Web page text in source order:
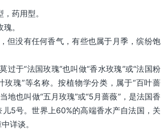
药用型。
。
但没有任何香气，有些也属于月季，缤纷饱
于“法国玫瑰”也叫做“香水玫瑰”或“法国粉
玫瑰”等名称。按植物学分类，属于“百叶蔷
地也叫做“五月玫瑰”或“5月蔷薇”，是法国香
5号。世界上60%的高端香水产自法国，关
详谈。